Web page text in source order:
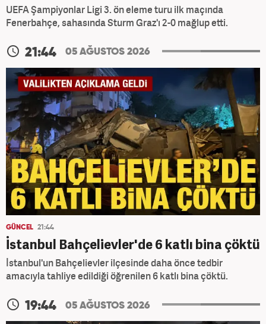
UEFA Şampiyonlar Ligi 3. ön eleme turu ilk maçında
Fenerbahçe, sahasında Sturm Graz'ı 2-0 mağlup etti.
21:44 05 AĞUSTOS 2026
GÜNCEL 21:44
İstanbul Bahçelievler'de 6 katlı bina çöktü
İstanbul'un Bahçelievler ilçesinde daha önce tedbir
amacıyla tahliye edildiği öğrenilen 6 katlı bina çöktü.
19:44 05 AĞUSTOS 2026